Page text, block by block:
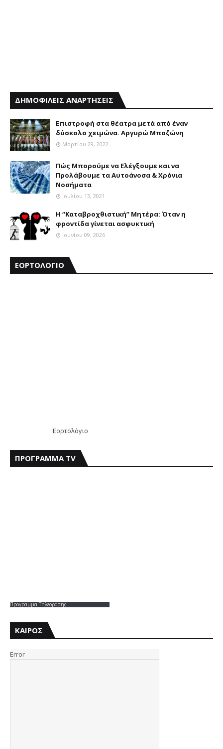
ΔΗΜΟΦΙΛΕΙΣ ΑΝΑΡΤΗΣΕΙΣ
Επιστροφή στα θέατρα μετά από έναν
δύσκολο χειμώνα. Αργυρώ Μποζώνη
Μαρτίου 29, 2022
Πώς Μπορούμε να Ελέγξουμε και να
Προλάβουμε τα Αυτοάνοσα & Χρόνια
Νοσήματα
Ιουλίου 13, 2021
Η “Καταβροχθιστική” Mητέρα: Όταν η
φροντίδα γίνεται ασφυκτική
Ιουνίου 09, 2026
ΕΟΡΤΟΛΟΓΙΟ
Εορτολόγιο
ΠΡΟΓΡΑΜΜΑ TV
Προγραμμα Τηλεορασης
ΚΑΙΡΟΣ